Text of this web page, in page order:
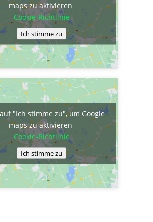
maps zu aktivieren
Cookie-Richtlinie
Ich stimme zu
"Ich stimme zu", um Google
maps zu aktivieren
Cookie-Richtlinie
Ich stimme zu